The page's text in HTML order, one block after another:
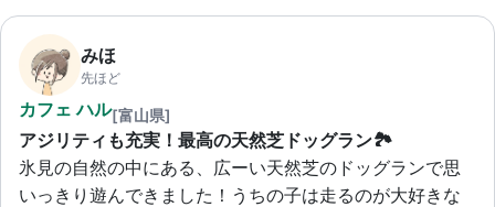
みほ
先ほど
カフェ ハル[富山県]
アジリティも充実！最高の天然芝ドッグラン🏞️
氷見の自然の中にある、広ーい天然芝のドッグランで思
いっきり遊んできました！うちの子は走るのが大好きな